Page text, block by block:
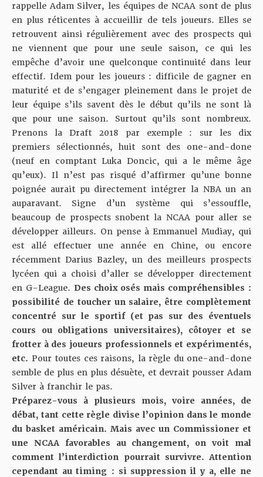
rappelle Adam Silver, les équipes de NCAA sont de plus
en plus réticentes à accueillir de tels joueurs. Elles se
retrouvent ainsi régulièrement avec des prospects qui
ne viennent que pour une seule saison, ce qui les
empêche d’avoir une quelconque continuité dans leur
effectif. Idem pour les joueurs : difficile de gagner en
maturité et de s’engager pleinement dans le projet de
leur équipe s’ils savent dès le début qu’ils ne sont là
que pour une saison. Surtout qu’ils sont nombreux.
Prenons la Draft 2018 par exemple : sur les dix
premiers sélectionnés, huit sont des one-and-done
(neuf en comptant Luka Doncic, qui a le même âge
qu’eux). Il n’est pas risqué d’affirmer qu’une bonne
poignée aurait pu directement intégrer la NBA un an
auparavant. Signe d’un système qui s’essouffle,
beaucoup de prospects snobent la NCAA pour aller se
développer ailleurs. On pense à Emmanuel Mudiay, qui
est allé effectuer une année en Chine, ou encore
récemment Darius Bazley, un des meilleurs prospects
lycéen qui a choisi d’aller se développer directement
en G-League. Des choix osés mais compréhensibles :
possibilité de toucher un salaire, être complètement
concentré sur le sportif (et pas sur des éventuels
cours ou obligations universitaires), côtoyer et se
frotter à des joueurs professionnels et expérimentés,
etc. Pour toutes ces raisons, la règle du one-and-done
semble de plus en plus désuète, et devrait pousser Adam
Silver à franchir le pas.
Préparez-vous à plusieurs mois, voire années, de
débat, tant cette règle divise l’opinion dans le monde
du basket américain. Mais avec un Commissioner et
une NCAA favorables au changement, on voit mal
comment l’interdiction pourrait survivre. Attention
cependant au timing : si suppression il y a, elle ne